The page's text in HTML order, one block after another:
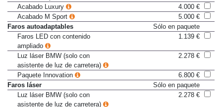
Acabado Sport
2.500 €
Acabado Luxury
4.000 €
Acabado M Sport
5.000 €
Faros autoadaptables
Sólo en paquete
Faros LED con contenido
ampliado
Luz láser BMW (solo con
asistente de luz de carretera)
Paquete Innovation
6.800 €
Faros láser
Sólo en paquete
Luz láser BMW (solo con